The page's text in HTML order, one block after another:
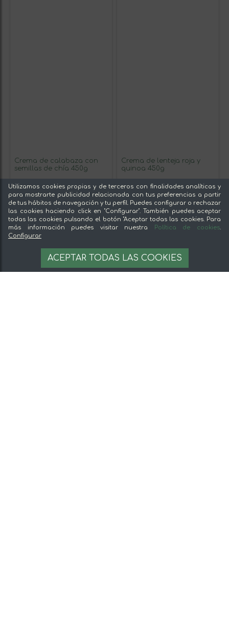
Crema de calabaza con
semillas de chía 450g
3,99 €
Crema de lenteja roja y
quinoa 450g
3,99 €
Utilizamos cookies propias y de terceros con finalidades analíticas y
para mostrarte publicidad relacionada con tus preferencias a partir
de tus hábitos de navegación y tu perfil. Puedes configurar o rechazar
las cookies haciendo click en "Configurar". También puedes aceptar
todas las cookies pulsando el botón "Aceptar todas las cookies. Para
más información puedes visitar nuestra
Política de cookies.
Configurar
ACEPTAR TODAS LAS COOKIES